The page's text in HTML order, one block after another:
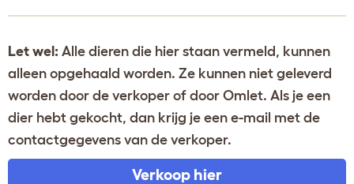
Let wel: Alle dieren die hier staan vermeld, kunnen
alleen opgehaald worden. Ze kunnen niet geleverd
worden door de verkoper of door Omlet. Als je een
dier hebt gekocht, dan krijg je een e-mail met de
contactgegevens van de verkoper.
Verkoop hier